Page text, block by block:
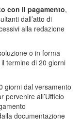
con il pagamento,
dall’atto di
alla redazione
o in forma
termine di 20 giorni
giorni dal versamento
pervenire all’Ufficio
documentazione